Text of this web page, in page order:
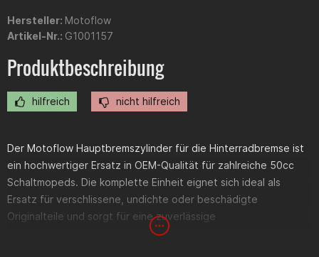
Hersteller: Motoflow
Artikel-Nr.: G1001157
Produktbeschreibung
hilfreich nicht hilfreich
Der Motoflow Hauptbremszylinder für die Hinterradbremse ist
ein hochwertiger Ersatz in OEM-Qualität für zahlreiche 50cc
Schaltmopeds. Die komplette Einheit eignet sich ideal als
Ersatz für verschlissene, undichte oder beschädigte
Originalteile und sorgt für eine zuverlässige
Bremskraftübertragung sowie ein präzises Bremsgefühl.